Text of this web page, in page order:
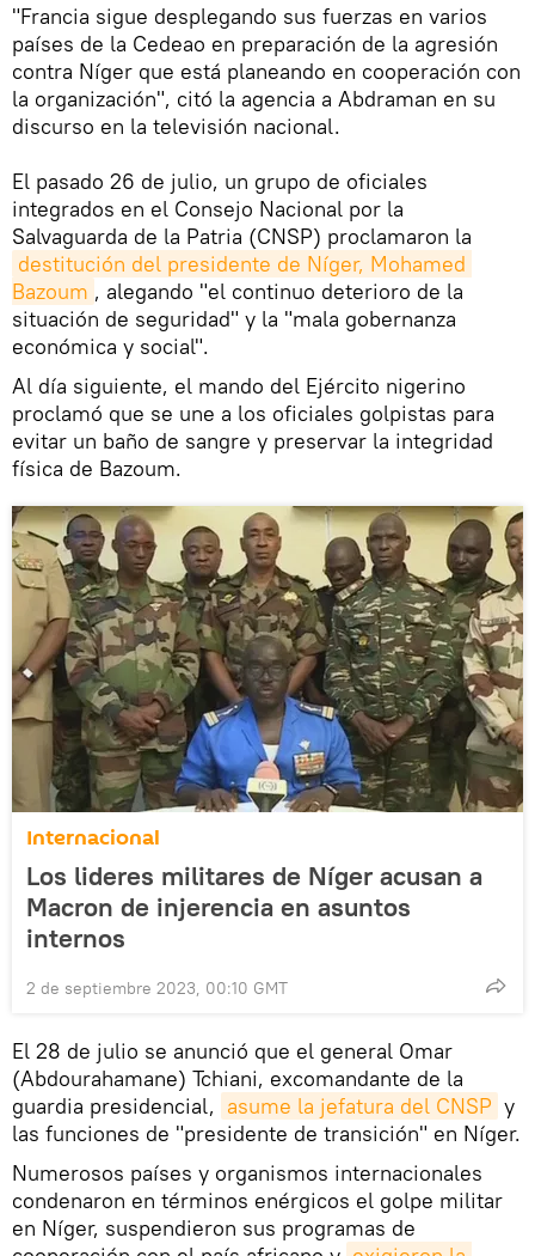
"Francia sigue desplegando sus fuerzas en varios
países de la Cedeao en preparación de la agresión
contra Níger que está planeando en cooperación con
la organización", citó la agencia a Abdraman en su
discurso en la televisión nacional.
El pasado 26 de julio, un grupo de oficiales
integrados en el Consejo Nacional por la
Salvaguarda de la Patria (CNSP) proclamaron la
destitución del presidente de Níger, Mohamed
Bazoum , alegando "el continuo deterioro de la
situación de seguridad" y la "mala gobernanza
económica y social".
Al día siguiente, el mando del Ejército nigerino
proclamó que se une a los oficiales golpistas para
evitar un baño de sangre y preservar la integridad
física de Bazoum.
Internacional
Los lideres militares de Níger acusan a
Macron de injerencia en asuntos
internos
2 de septiembre 2023, 00:10 GMT
El 28 de julio se anunció que el general Omar
(Abdourahamane) Tchiani, excomandante de la
guardia presidencial, asume la jefatura del CNSP y
las funciones de "presidente de transición" en Níger.
Numerosos países y organismos internacionales
condenaron en términos enérgicos el golpe militar
en Níger, suspendieron sus programas de